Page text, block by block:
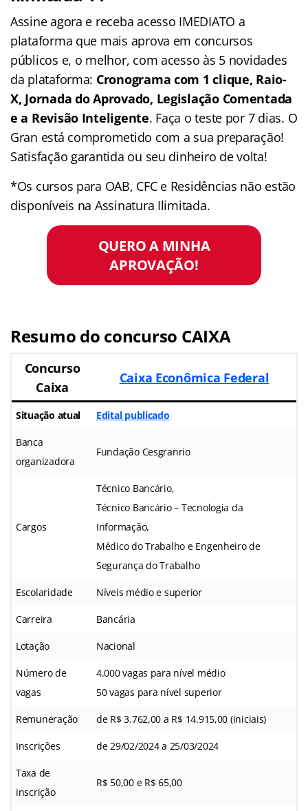
Assine agora e receba acesso IMEDIATO a
plataforma que mais aprova em concursos
públicos e, o melhor, com acesso às 5 novidades
da plataforma: Cronograma com 1 clique, Raio-
X, Jornada do Aprovado, Legislação Comentada
e a Revisão Inteligente. Faça o teste por 7 dias. O
Gran está comprometido com a sua preparação!
Satisfação garantida ou seu dinheiro de volta!
*Os cursos para OAB, CFC e Residências não estão
disponíveis na Assinatura Ilimitada.
QUERO A MINHA
APROVAÇÃO!
Resumo do concurso CAIXA
Concurso
Caixa
Caixa Econômica Federal
Situação atual Edital publicado
Banca
organizadora
Fundação Cesgranrio
Cargos
Técnico Bancário,
Técnico Bancário – Tecnologia da
Informação,
Médico do Trabalho e Engenheiro de
Segurança do Trabalho
Escolaridade Níveis médio e superior
Carreira Bancária
Lotação Nacional
Número de
vagas
4.000 vagas para nível médio
50 vagas para nível superior
Remuneração de R$ 3.762,00 a R$ 14.915,00 (iniciais)
Inscrições de 29/02/2024 a 25/03/2024
Taxa de
inscrição
R$ 50,00 e R$ 65,00